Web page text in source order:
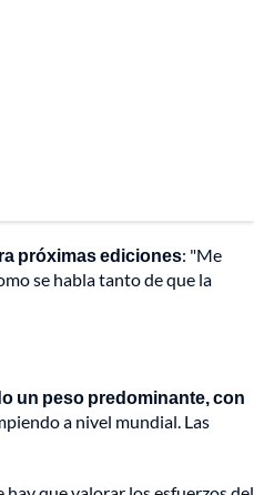
próximas ediciones: "Me
se habla tanto de que la
un peso predominante, con
a nivel mundial. Las